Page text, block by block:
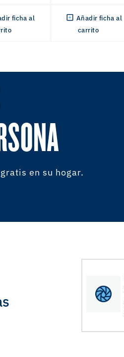
ficha al
Añadir ficha al
carrito
en su hogar.